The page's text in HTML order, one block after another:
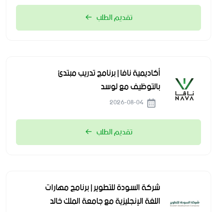
تقديم الطلب
أكاديمية نافا | برنامج تدريب مبتدئ
بالتوظيف مع لوسد
تقديم الطلب
شركة السودة للتطوير | برنامج مهارات
اللغة الإنجليزية مع جامعة الملك خالد